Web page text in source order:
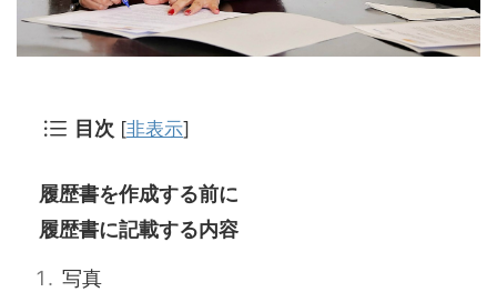
目次 [非表示]
履歴書を作成する前に
履歴書に記載する内容
写真